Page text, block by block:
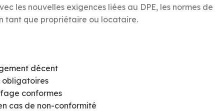
les nouvelles exigences liées au DPE, les normes
tant que propriétaire ou locataire.
décent
obligatoires
conformes
cas de non-conformité